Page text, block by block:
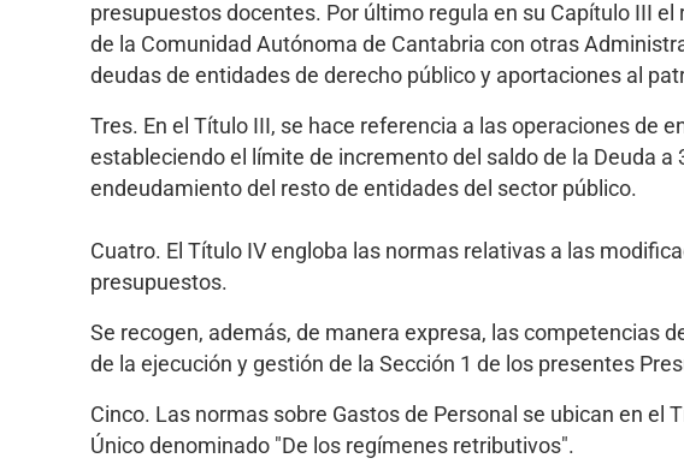
presupuestos docentes. Por último regula en su Capítulo III
de la Comunidad Autónoma de Cantabria con otras
deudas de entidades de derecho público y aportaciones al
Tres. En el Título III, se hace referencia a las operaciones de
estableciendo el límite de incremento del saldo de la Deuda
endeudamiento del resto de entidades del sector público.
Cuatro. El Título IV engloba las normas relativas a las
presupuestos.
Se recogen, además, de manera expresa, las competencias
de la ejecución y gestión de la Sección 1 de los presentes
Cinco. Las normas sobre Gastos de Personal se ubican en el
Único denominado "De los regímenes retributivos".